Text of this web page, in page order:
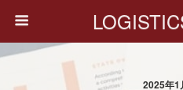
2025年1